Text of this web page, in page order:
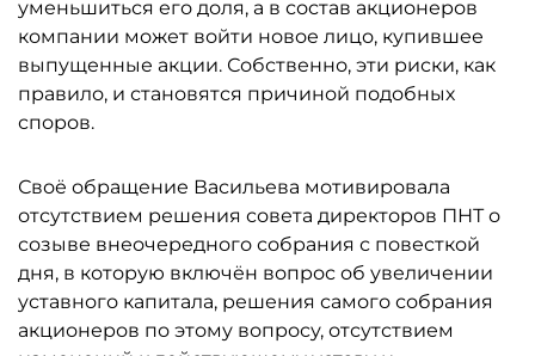
уменьшиться его доля, а в состав акционеров
компании может войти новое лицо, купившее
выпущенные акции. Собственно, эти риски, как
правило, и становятся причиной подобных
споров.
Своё обращение Васильева мотивировала
отсутствием решения совета директоров ПНТ о
созыве внеочередного собрания с повесткой
дня, в которую включён вопрос об увеличении
уставного капитала, решения самого собрания
акционеров по этому вопросу, отсутствием